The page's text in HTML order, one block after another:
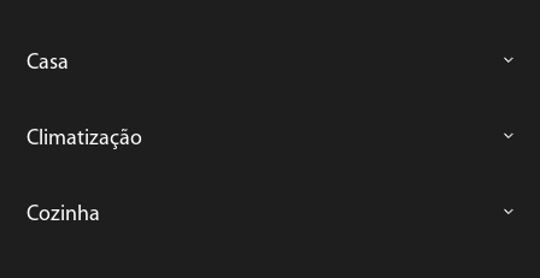
Casa
Climatização
Cozinha